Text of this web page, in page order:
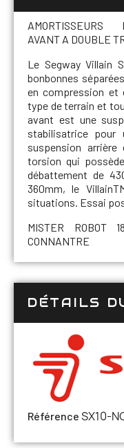
AMORTISSEURS
AVANT A DOUBLE
Le Segway Villain
bonbonnes
en compression et
type de terrain et
avant est une
stabilisatrice pour
suspension
torsion qui
débattement de
360mm, le
situations. Essai
MISTER
CONNANTRE
DÉTAILS
Référence SX10-